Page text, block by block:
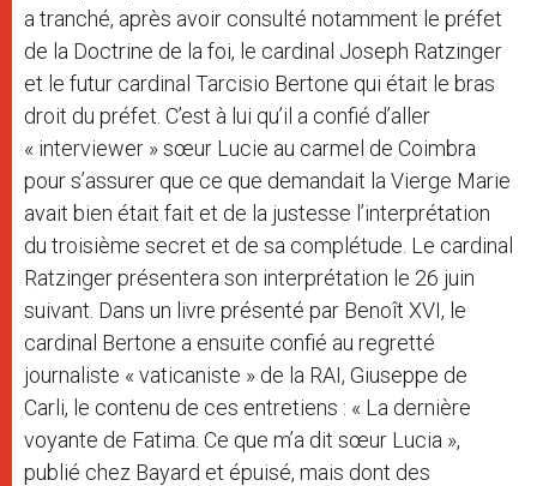
a tranché, après avoir consulté notamment le préfet
de la Doctrine de la foi, le cardinal Joseph Ratzinger
et le futur cardinal Tarcisio Bertone qui était le bras
droit du préfet. C’est à lui qu’il a confié d’aller
« interviewer » sœur Lucie au carmel de Coimbra
pour s’assurer que ce que demandait la Vierge Marie
avait bien était fait et de la justesse l’interprétation
du troisième secret et de sa complétude. Le cardinal
Ratzinger présentera son interprétation le 26 juin
suivant. Dans un livre présenté par Benoît XVI, le
cardinal Bertone a ensuite confié au regretté
journaliste « vaticaniste » de la RAI, Giuseppe de
Carli, le contenu de ces entretiens : « La dernière
voyante de Fatima. Ce que m’a dit sœur Lucia »,
publié chez Bayard et épuisé, mais dont des